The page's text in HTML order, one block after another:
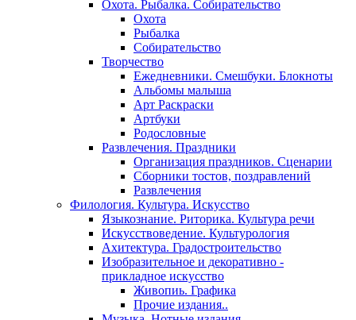
Охота. Рыбалка. Собирательство
Охота
Рыбалка
Собирательство
Творчество
Ежедневники. Смешбуки. Блокноты
Альбомы малыша
Арт Раскраски
Артбуки
Родословные
Развлечения. Праздники
Организация праздников. Сценарии
Сборники тостов, поздравлений
Развлечения
Филология. Культура. Искусство
Языкознание. Риторика. Культура речи
Искусствоведение. Культурология
Ахитектура. Градостроительство
Изобразительное и декоративно -
прикладное искусство
Живопиь. Графика
Прочие издания..